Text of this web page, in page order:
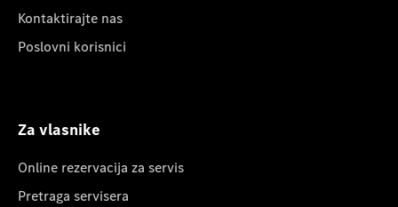
Kontaktirajte nas
Poslovni korisnici
Za vlasnike
Online rezervacija za servis
Pretraga servisera